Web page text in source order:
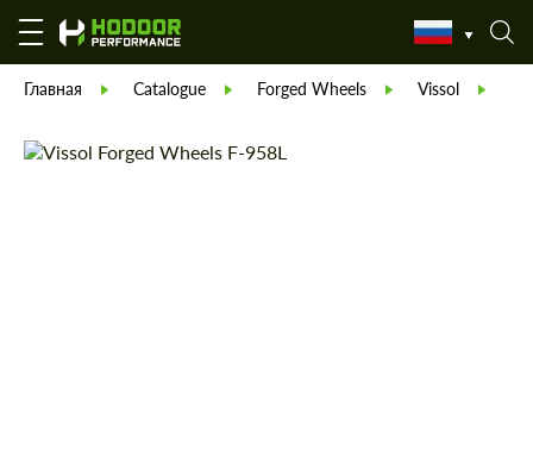
Главная Catalogue Forged Wheels Vissol